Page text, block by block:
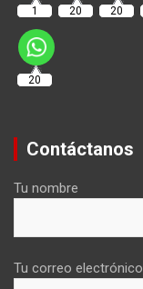
1 20 20
20
Contáctanos
Tu nombre
Tu correo electrónico